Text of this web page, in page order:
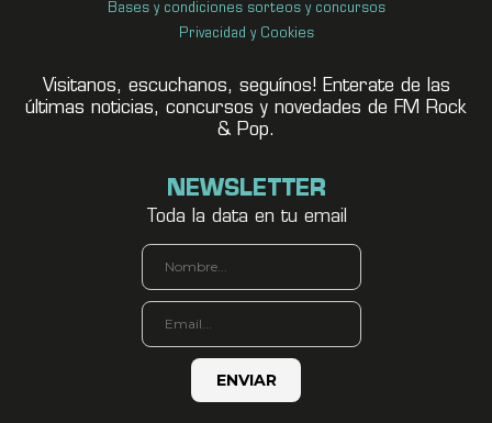
Bases y condiciones sorteos y concursos
Privacidad y Cookies
Visitanos, escuchanos, seguínos! Enterate de las
últimas noticias, concursos y novedades de FM Rock
& Pop.
NEWSLETTER
Toda la data en tu email